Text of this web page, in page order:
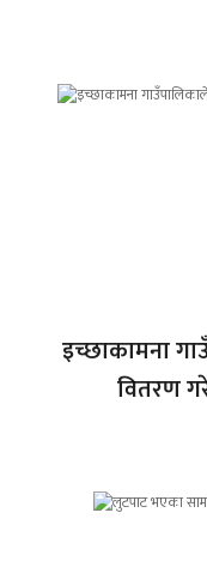
इच्छाकामना
वितरण